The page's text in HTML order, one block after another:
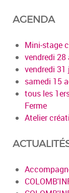
AGENDA
Mini-stage
vendredi
vendredi
samedi 15
tous les
Ferme
Atelier